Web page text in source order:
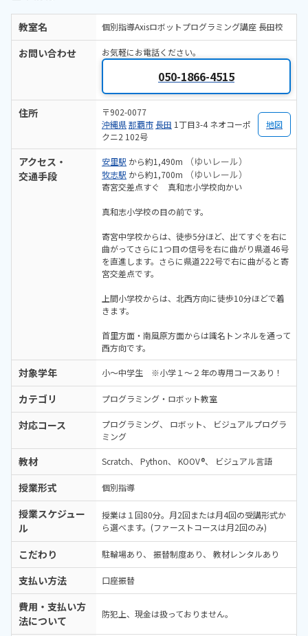
教室名 個別指導Axisロボットプログラミング講座 長田校
お問い合わせ お気軽にお電話ください。
050-1866-4515
住所
〒902-0077
沖縄県那覇市 長田 1丁目3-4 ネオコーポ
クニ2 102号
地図
アクセス・
交通手段
安里駅 から約1,490m （ゆいレール）
牧志駅 から約1,700m （ゆいレール）
寄宮交差点すぐ 真和志小学校向かい
真和志小学校の目の前です。
寄宮中学校からは、徒歩5分ほど、出てすぐを右に
曲がってさらに1つ目の信号を右に曲がり県道46号
を直進します。さらに県道222号で右に曲がると寄
宮交差点です。
上間小学校からは、北西方向に徒歩10分ほどで着
きます。
首里方面・南風原方面からは識名トンネルを通って
西方向です。
対象学年 小～中学生 ※小学１～２年の専用コースあり！
カテゴリ プログラミング・ロボット教室
対応コース プログラミング ロボット
ビジュアルプログラ
ミング
教材 Scratch Python KOOV® ビジュアル言語
授業形式 個別指導
授業スケジュー
ル
授業は１回80分。月2回または月4回の受講形式か
ら選べます。(ファーストコースは月2回のみ)
こだわり 駐輪場あり 振替制度あり 教材レンタルあり
支払い方法 口座振替
費用・支払い方
法について
防犯上、現金は扱っておりません。